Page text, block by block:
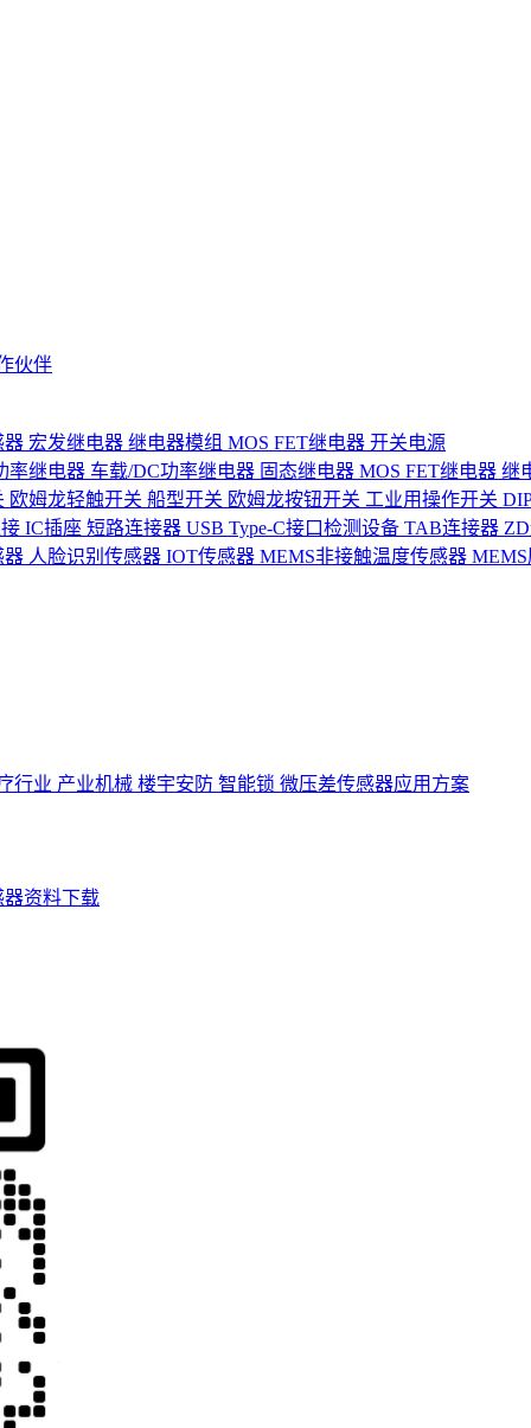
伙伴
器 宏发继电器 继电器模组 MOS FET继电器 开关电源
率继电器 车载/DC功率继电器 固态继电器 MOS FET继电器 继
欧姆龙轻触开关 船型开关 欧姆龙按钮开关 工业用操作开关
IC插座 短路连接器 USB Type-C接口检测设备 TAB连接器
器 人脸识别传感器 IOT传感器 MEMS非接触温度传感器
行业 产业机械 楼宇安防 智能锁 微压差传感器应用方案
器资料下载